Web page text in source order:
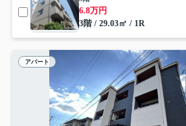
6.8万円
3階 / 29.03㎡ / 1R
アパート